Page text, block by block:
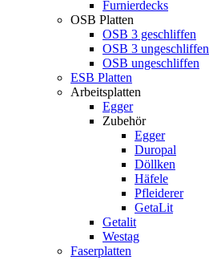
Furnierdecks
OSB Platten
OSB 3 geschliffen
OSB 3 ungeschliffen
OSB ungeschliffen
ESB Platten
Arbeitsplatten
Egger
Zubehör
Egger
Duropal
Döllken
Häfele
Pfleiderer
GetaLit
Getalit
Westag
Faserplatten